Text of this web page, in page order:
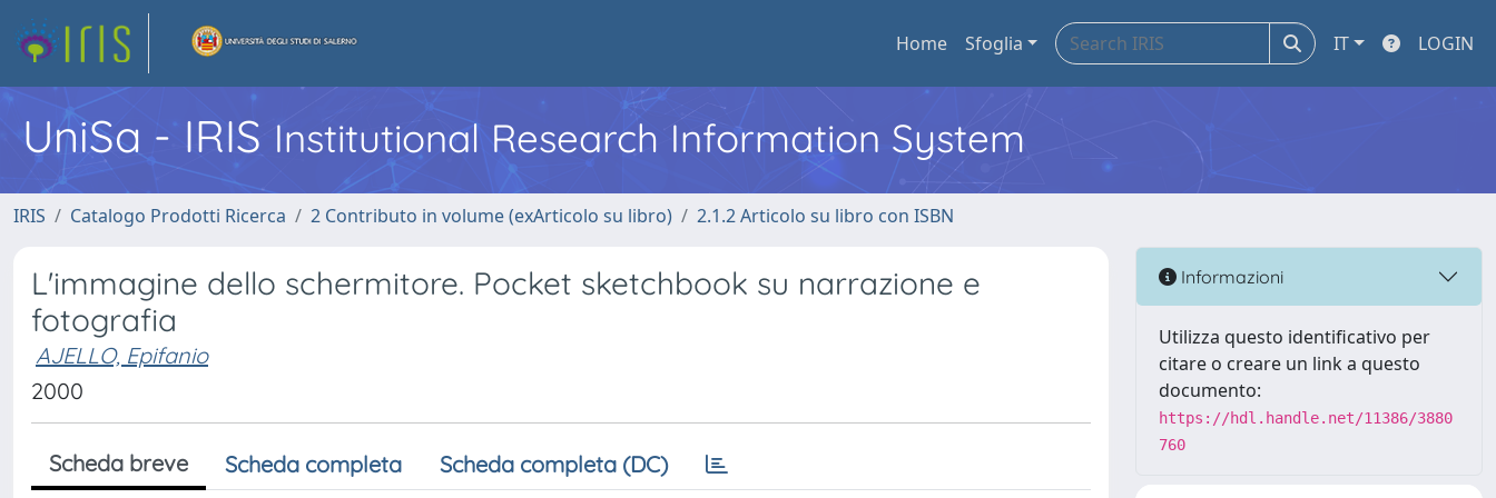
Home Sfoglia IT LOGIN
UniSa - IRIS Institutional Research Information System
IRIS Catalogo Prodotti Ricerca 2 Contributo in volume (exArticolo su libro) 2.1.2 Articolo su libro con ISBN
L'immagine dello schermitore. Pocket sketchbook su narrazione e
fotografia
AJELLO, Epifanio
2000
Scheda breve Scheda completa Scheda completa (DC)
Informazioni
Utilizza questo identificativo per
citare o creare un link a questo
documento:
https://hdl.handle.net/11386/3880
760